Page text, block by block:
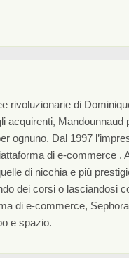
rivoluzionarie di
acquirenti,
ognuno. Dal 1997
di e-commerce .
di nicchia e più
dei corsi o lasciandosi
di e-commerce,
e spazio.